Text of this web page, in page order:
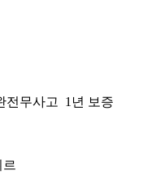
전무사고
1년 보증
르